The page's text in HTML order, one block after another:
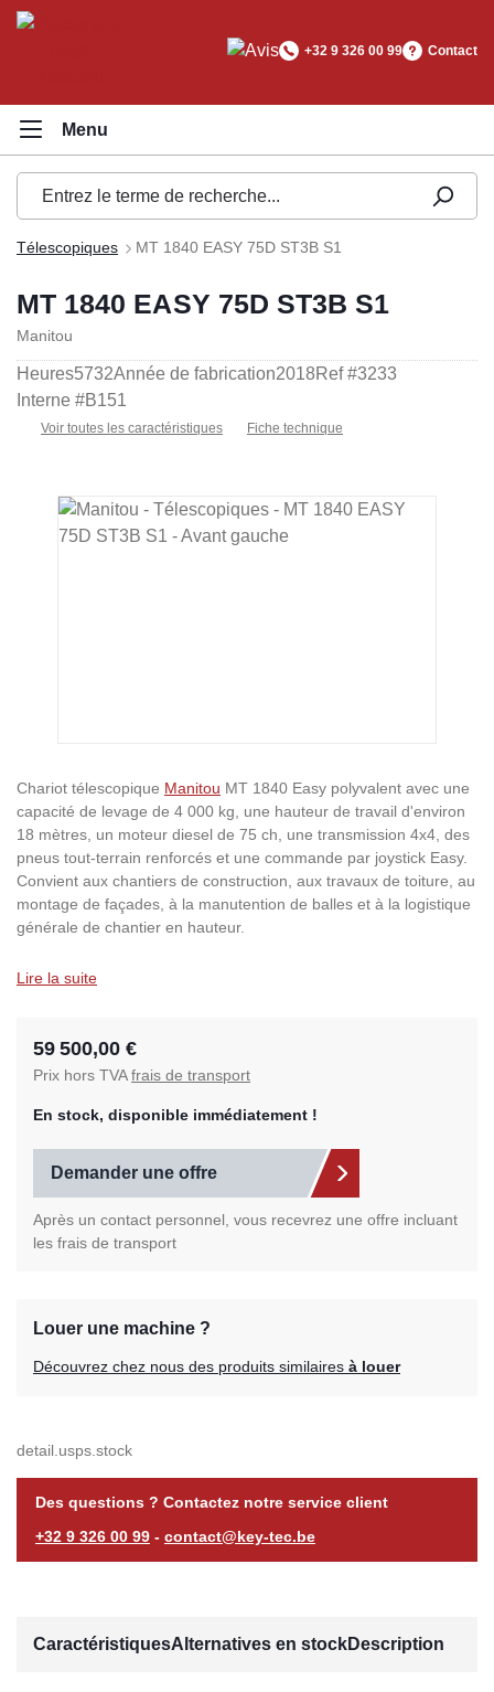
principal
+32 9 326 00 99 Contact
Télescopiques MT 1840 EASY 75D ST3B S1
MT 1840 EASY 75D ST3B S1
Manitou
Heures5732Année de fabrication2018Ref #3233
Interne #B151
Voir toutes les caractéristiques Fiche technique
Ignorer la galerie d'images
Chariot télescopique Manitou MT 1840 Easy polyvalent avec une
capacité de levage de 4 000 kg, une hauteur de travail d'environ
18 mètres, un moteur diesel de 75 ch, une transmission 4x4, des
pneus tout-terrain renforcés et une commande par joystick Easy.
Convient aux chantiers de construction, aux travaux de toiture, au
montage de façades, à la manutention de balles et à la logistique
générale de chantier en hauteur.
Lire la suite
59 500,00 €
Prix hors TVAfrais de transport
En stock, disponible immédiatement !
Demander une offre
Après un contact personnel, vous recevrez une offre incluant
les frais de transport
Louer une machine ?
Découvrez chez nous des produits similaires à louer
detail.usps.stock
Des questions ? Contactez notre service client
+32 9 326 00 99 - contact@key-tec.be
CaractéristiquesAlternatives en stockDescription